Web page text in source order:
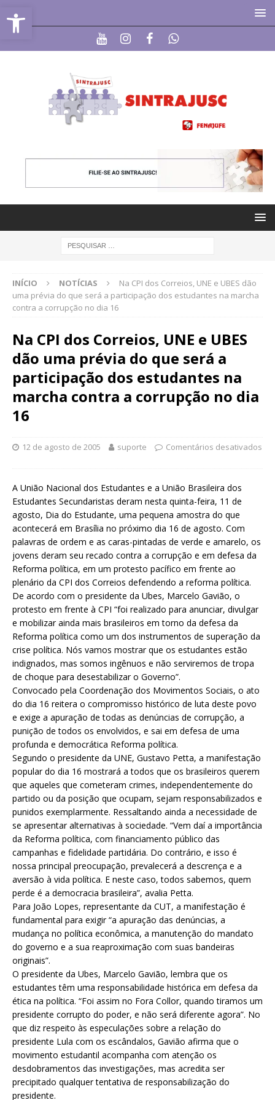
Abrir a barra de ferramentas
INÍCIO NOTÍCIAS
Na CPI dos Correios, UNE e UBES dão
uma prévia do que será a participação dos estudantes na marcha
contra a corrupção no dia 16
Na CPI dos Correios, UNE e UBES
dão uma prévia do que será a
participação dos estudantes na
marcha contra a corrupção no dia
16
12 de agosto de 2005 suporte Comentários desativados
A União Nacional dos Estudantes e a União Brasileira dos
Estudantes Secundaristas deram nesta quinta-feira, 11 de
agosto, Dia do Estudante, uma pequena amostra do que
acontecerá em Brasília no próximo dia 16 de agosto. Com
palavras de ordem e as caras-pintadas de verde e amarelo, os
jovens deram seu recado contra a corrupção e em defesa da
Reforma política, em um protesto pacífico em frente ao
plenário da CPI dos Correios defendendo a reforma política.
De acordo com o presidente da Ubes, Marcelo Gavião, o
protesto em frente à CPI “foi realizado para anunciar, divulgar
e mobilizar ainda mais brasileiros em torno da defesa da
Reforma política como um dos instrumentos de superação da
crise política. Nós vamos mostrar que os estudantes estão
indignados, mas somos ingênuos e não serviremos de tropa
de choque para desestabilizar o Governo”.
Convocado pela Coordenação dos Movimentos Sociais, o ato
do dia 16 reitera o compromisso histórico de luta deste povo
e exige a apuração de todas as denúncias de corrupção, a
punição de todos os envolvidos, e sai em defesa de uma
profunda e democrática Reforma política.
Segundo o presidente da UNE, Gustavo Petta, a manifestação
popular do dia 16 mostrará a todos que os brasileiros querem
que aqueles que cometeram crimes, independentemente do
partido ou da posição que ocupam, sejam responsabilizados e
punidos exemplarmente. Ressaltando ainda a necessidade de
se apresentar alternativas à sociedade. “Vem daí a importância
da Reforma política, com financiamento público das
campanhas e fidelidade partidária. Do contrário, e isso é
nossa principal preocupação, prevalecerá a descrença e a
aversão à vida política. E neste caso, todos sabemos, quem
perde é a democracia brasileira”, avalia Petta.
Para João Lopes, representante da CUT, a manifestação é
fundamental para exigir “a apuração das denúncias, a
mudança no política econômica, a manutenção do mandato
do governo e a sua reaproximação com suas bandeiras
originais”.
O presidente da Ubes, Marcelo Gavião, lembra que os
estudantes têm uma responsabilidade histórica em defesa da
ética na política. “Foi assim no Fora Collor, quando tiramos um
presidente corrupto do poder, e não será diferente agora”. No
que diz respeito às especulações sobre a relação do
presidente Lula com os escândalos, Gavião afirma que o
movimento estudantil acompanha com atenção os
desdobramentos das investigações, mas acredita ser
precipitado qualquer tentativa de responsabilização do
presidente.